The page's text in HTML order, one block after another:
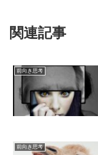
関連記事
前向き思考
前向き思考